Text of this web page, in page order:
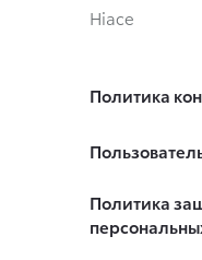
Hiace
Политика
Политика